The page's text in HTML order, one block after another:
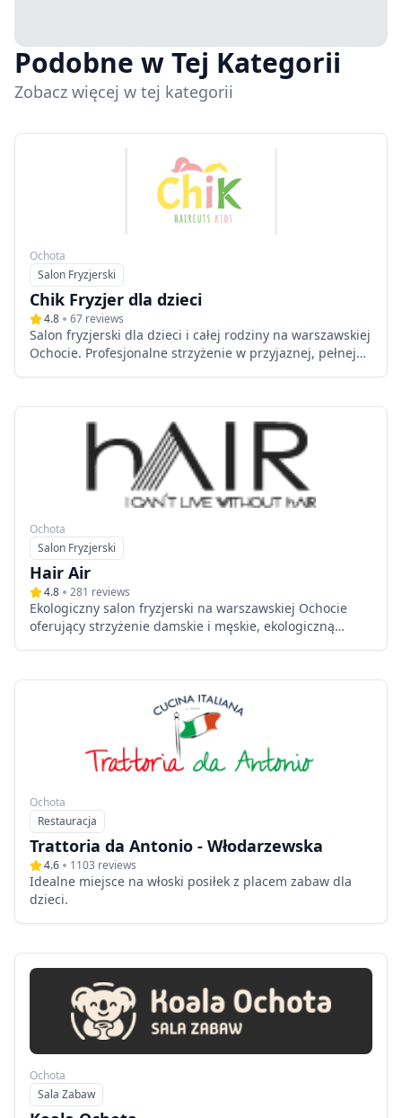
Podobne w Tej Kategorii
Zobacz więcej w tej kategorii
Ochota
Typ
Salon Fryzjerski
Chik Fryzjer dla dzieci
4.8 67 reviews
Salon fryzjerski dla dzieci i całej rodziny na warszawskiej
Ochocie. Profesjonalne strzyżenie w przyjaznej, pełnej
Ochota
Typ
Salon Fryzjerski
Hair Air
4.8 281 reviews
Ekologiczny salon fryzjerski na warszawskiej Ochocie
oferujący strzyżenie damskie i męskie, ekologiczną
przyjaznej atmosferze.
Ochota
Typ
Restauracja
Trattoria da Antonio - Włodarzewska
4.6 1103 reviews
Idealne miejsce na włoski posiłek z placem zabaw dla
dzieci.
Ochota
Typ
Sala Zabaw